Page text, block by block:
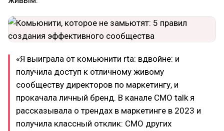
«Я выиграла от комьюнити rta: вдвойне: и
получила доступ к отличному живому
сообществу директоров по маркетингу, и
прокачала личный бренд. В канале CMO talk я
рассказывала о трендах в маркетинге в 2023 и
получила классный отклик: CMO других